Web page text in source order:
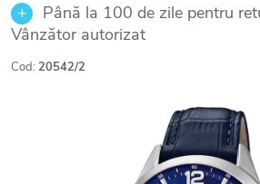
Până la 100 de zile pentru
Vânzător autorizat
Cod: 20542/2